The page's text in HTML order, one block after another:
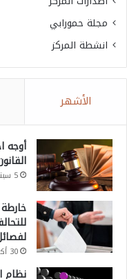
مجلة حمورابي
انشطة المركز
الأشهر
أوجه
5 سبتمبر، 2025
30 أكتوبر، 2025
نظام